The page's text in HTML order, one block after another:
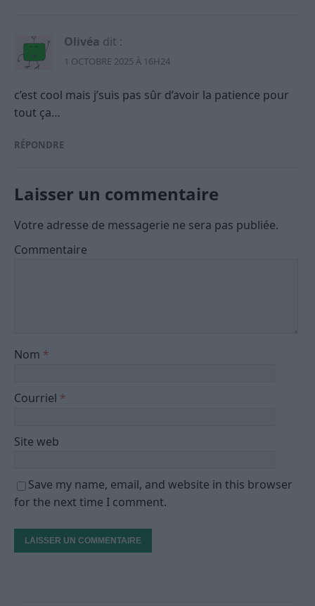
Olivéa dit :
1 OCTOBRE 2025 À 16H24
c’est cool mais j’suis pas sûr d’avoir la patience pour
tout ça…
RÉPONDRE
Laisser un commentaire
Votre adresse de messagerie ne sera pas publiée.
Commentaire
Nom *
Courriel *
Site web
Save my name, email, and website in this browser
for the next time I comment.